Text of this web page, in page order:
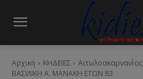
Αρχική ΚΗΔΕΙΕΣ Aιτωλοακαρνανίας
ΒΑΣΙΛΙΚΗ Α. ΜΑΝΑΚΗ ΕΤΩΝ 83